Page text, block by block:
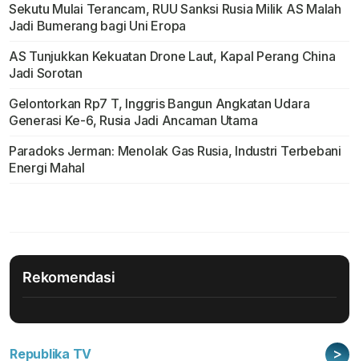
Sekutu Mulai Terancam, RUU Sanksi Rusia Milik AS Malah
Jadi Bumerang bagi Uni Eropa
AS Tunjukkan Kekuatan Drone Laut, Kapal Perang China
Jadi Sorotan
Gelontorkan Rp7 T, Inggris Bangun Angkatan Udara
Generasi Ke-6, Rusia Jadi Ancaman Utama
Paradoks Jerman: Menolak Gas Rusia, Industri Terbebani
Energi Mahal
Rekomendasi
Republika TV >